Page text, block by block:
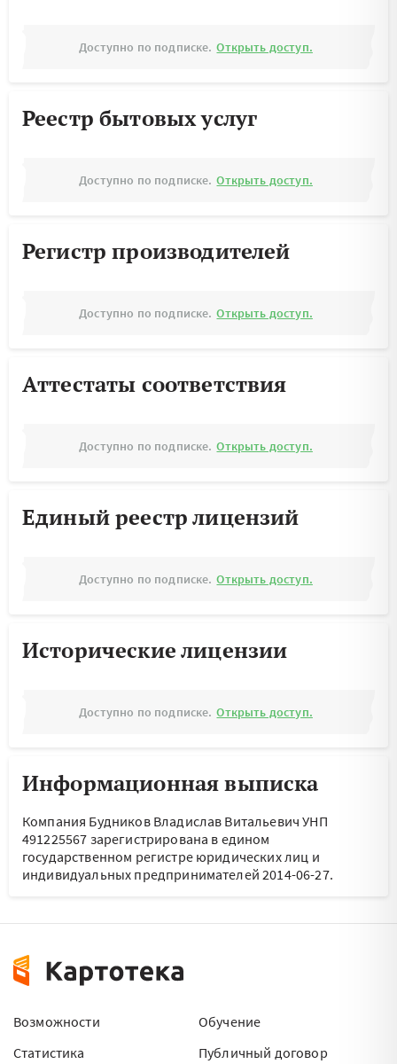
Доступно по подписке. Открыть доступ.
Реестр бытовых услуг
Доступно по подписке. Открыть доступ.
Регистр производителей
Доступно по подписке. Открыть доступ.
Аттестаты соответствия
Доступно по подписке. Открыть доступ.
Единый реестр лицензий
Доступно по подписке. Открыть доступ.
Исторические лицензии
Доступно по подписке. Открыть доступ.
Информационная выписка
Компания Будников Владислав Витальевич УНП
491225567 зарегистрирована в едином
государственном регистре юридических лиц и
индивидуальных предпринимателей 2014-06-27.
Возможности
Статистика
Обучение
Публичный договор